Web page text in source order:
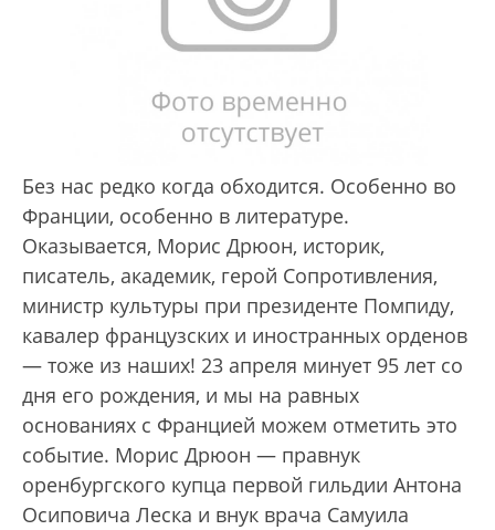
Без нас редко когда обходится. Особенно во
Франции, особенно в литературе.
Оказывается, Морис Дрюон, историк,
писатель, академик, герой Сопротивления,
министр культуры при президенте Помпиду,
кавалер французских и иностранных орденов
— тоже из наших! 23 апреля минует 95 лет со
дня его рождения, и мы на равных
основаниях с Францией можем отметить это
событие. Морис Дрюон — правнук
оренбургского купца первой гильдии Антона
Осиповича Леска и внук врача Самуила